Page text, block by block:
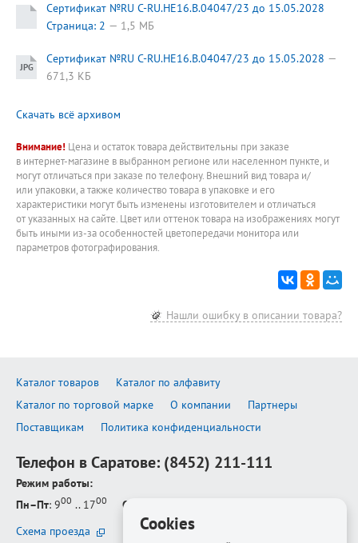
Сертификат №RU C-RU.HE16.B.04047/23 до 15.05.2028
Страница: 2
1,5 МБ
Сертификат №RU C-RU.HE16.B.04047/23 до 15.05.2028
671,3 КБ
Скачать всё архивом
Внимание! Цена и остаток товара действительны при заказе
в интернет-магазине в выбранном регионе или населенном пункте, и
могут отличаться при заказе по телефону. Внешний вид товара и/
или упаковки, а также количество товара в упаковке и его
характеристики могут быть изменены изготовителем и отличаться
от указанных на сайте. Цвет или оттенок товара на изображениях могут
быть иными из-за особенностей цветопередачи монитора или
параметров фотографирования.
Нашли ошибку в описании товара?
Каталог товаров
Каталог по алфавиту
Каталог по торговой марке
О компании
Партнеры
Поставщикам
Политика конфиденциальности
Телефон в Саратове: (8452) 211-111
Режим работы:
Пн–Пт: 900 .. 1700 Сб–Вс
Схема проезда
Cookies